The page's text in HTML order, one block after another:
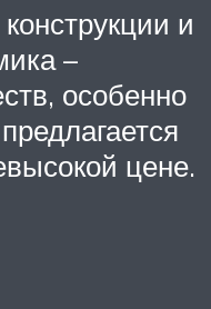
и
–
особенно
цене.